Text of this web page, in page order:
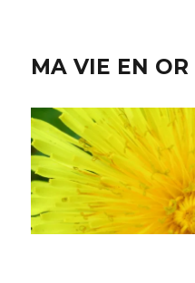
MA VIE EN OR